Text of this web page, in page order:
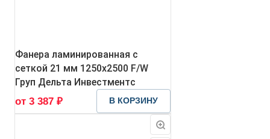
Фанера ламинированная с
сеткой 21 мм 1250х2500 F/W
Груп Дельта Инвестментс
от 3 387 ₽
В КОРЗИНУ